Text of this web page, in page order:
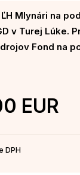
Mlynári na
v Turej Lúke.
Fond na
EUR
DPH